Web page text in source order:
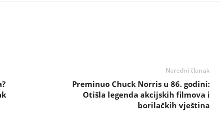
Naredni članak
Preminuo Chuck Norris u 86. godini:
Otišla legenda akcijskih filmova i
borilačkih vještina